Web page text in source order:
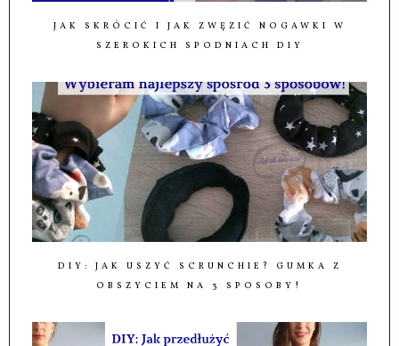
JAK SKRÓCIĆ I JAK ZWĘZIĆ NOGAWKI W
SZEROKICH SPODNIACH DIY
DIY: JAK USZYĆ SCRUNCHIE? GUMKA Z
OBSZYCIEM NA 3 SPOSOBY!